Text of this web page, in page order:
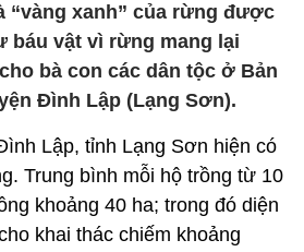
“vàng xanh” của rừng được
báu vật vì rừng mang lại
bà con các dân tộc ở Bản
Đình Lập (Lạng Sơn).
Lập, tỉnh Lạng Sơn hiện có
Trung bình mỗi hộ trồng từ 10
khoảng 40 ha; trong đó diện
khai thác chiếm khoảng